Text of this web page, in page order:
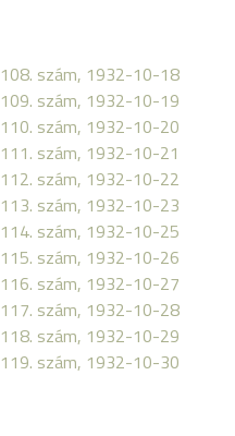
108. szám, 1932-10-18
109. szám, 1932-10-19
110. szám, 1932-10-20
111. szám, 1932-10-21
112. szám, 1932-10-22
113. szám, 1932-10-23
114. szám, 1932-10-25
115. szám, 1932-10-26
116. szám, 1932-10-27
117. szám, 1932-10-28
118. szám, 1932-10-29
119. szám, 1932-10-30